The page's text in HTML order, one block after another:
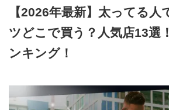
【2026年最新】太ってる人
ツどこで買う？人気店13選
ンキング！